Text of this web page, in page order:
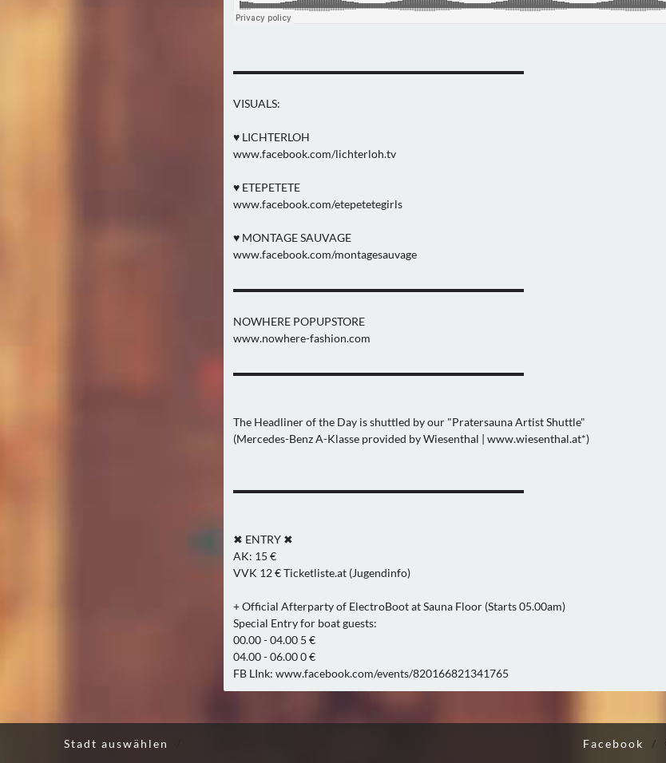
▬▬▬▬▬▬▬▬▬▬▬▬▬▬▬▬▬▬▬▬▬▬▬▬▬▬
VISUALS:
♥ LICHTERLOH
www.facebook.com/lichterloh.tv
♥ ETEPETETE
www.facebook.com/etepetetegirls
♥ MONTAGE SAUVAGE
www.facebook.com/montagesauvage
▬▬▬▬▬▬▬▬▬▬▬▬▬▬▬▬▬▬▬▬▬▬▬▬▬▬
NOWHERE POPUPSTORE
www.nowhere-fashion.com
▬▬▬▬▬▬▬▬▬▬▬▬▬▬▬▬▬▬▬▬▬▬▬▬▬▬
The Headliner of the Day is shuttled by our "Pratersauna Artist Shuttle"
(Mercedes-Benz A-Klasse provided by Wiesenthal | www.wiesenthal.at*)
▬▬▬▬▬▬▬▬▬▬▬▬▬▬▬▬▬▬▬▬▬▬▬▬▬▬
✖ ENTRY ✖
AK: 15 €
VVK 12 € Ticketliste.at (Jugendinfo)
+ Official Afterparty of ElectroBoot at Sauna Floor (Starts 05.00am)
Special Entry for boat guests:
00.00 - 04.00 5 €
04.00 - 06.00 0 €
FB LInk: www.facebook.com/events/820166821341765
Stadt auswählen Facebook /